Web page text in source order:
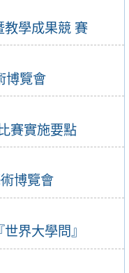
學成果競 賽
博覽會
賽實施要點
博覽會
界大學問』